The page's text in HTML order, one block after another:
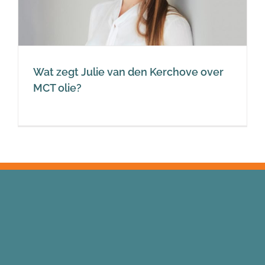
Wat zegt Julie van den Kerchove over
MCT olie?